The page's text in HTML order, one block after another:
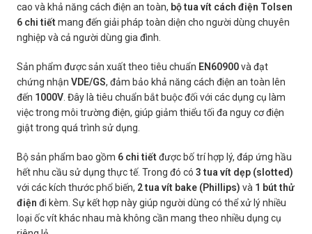
cao và khả năng cách điện an toàn, bộ tua vít cách điện Tolsen
6 chi tiết mang đến giải pháp toàn diện cho người dùng chuyên
nghiệp và cả người dùng gia đình.
Sản phẩm được sản xuất theo tiêu chuẩn EN60900và đạt
chứng nhận VDE/GS, đảm bảo khả năng cách điện an toàn lên
đến 1000V . Đây là tiêu chuẩn bắt buộc đối với các dụng cụ làm
việc trong môi trường điện, giúp giảm thiểu tối đa nguy cơ điện
giật trong quá trình sử dụng.
Bộ sản phẩm bao gồm 6 chi tiết được bố trí hợp lý, đáp ứng hầu
hết nhu cầu sử dụng thực tế. Trong đó có 3 tua vít dẹp (slotted)
với các kích thước phổ biến, 2 tua vít bake (Phillips) và 1 bút thử
điện đi kèm. Sự kết hợp này giúp người dùng có thể xử lý nhiều
loại ốc vít khác nhau mà không cần mang theo nhiều dụng cụ